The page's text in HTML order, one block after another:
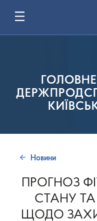
Новини
ПРОГНОЗ
СТАНУ ТА
ЩОДО